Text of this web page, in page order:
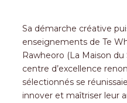
Sa démarche créative
enseignements de Te
Rawheoro (La Maison du
centre d’excellence
sélectionnés se
innover et maîtriser leur